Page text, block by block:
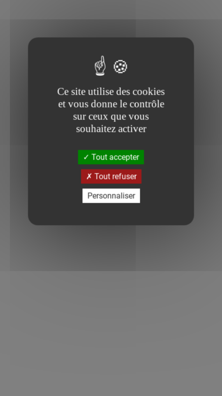
Ce site utilise des cookies
et vous donne le contrôle
sur ceux que vous
souhaitez activer
Tout accepter
Tout refuser
Personnaliser